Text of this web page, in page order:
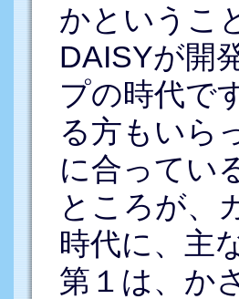
かというこ
DAISYが開
プの時代で
る方もいら
に合ってい
ところが、
時代に、主
第１は、か